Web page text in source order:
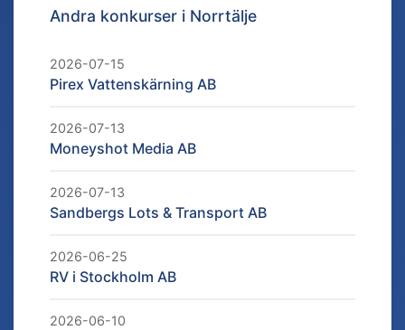
Andra konkurser i Norrtälje
2026-07-15
Pirex Vattenskärning AB
2026-07-13
Moneyshot Media AB
2026-07-13
Sandbergs Lots & Transport AB
2026-06-25
RV i Stockholm AB
2026-06-10